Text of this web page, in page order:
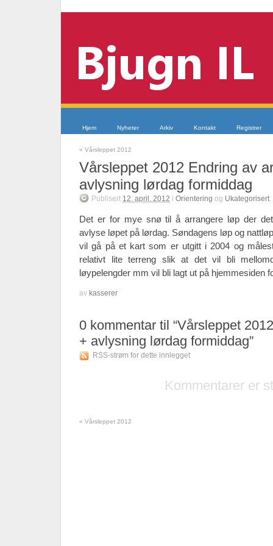
Hjem Nyheter Arkiv Kontakt Registrer
« Vårsleppet 2012
Vårsleppet 2012 Endring av
avlysning lørdag formiddag
Publisert 12. april, 2012 i Orientering og Ukategorisert.
Det er for mye snø til å arrangere løp der
avlyse løpet på lørdag. Søndagens løp og
vil gå på et kart som er utgitt i 2004 og
relativt lite terreng slik at det vil bli
løypelengder mm vil bli lagt ut på hjemmesiden
av kasserer
0 kommentar til “Vårsleppet
+ avlysning lørdag formiddag”
RSS-strøm for dette innlegget
Kommentarer er
« Vårsleppet 2012